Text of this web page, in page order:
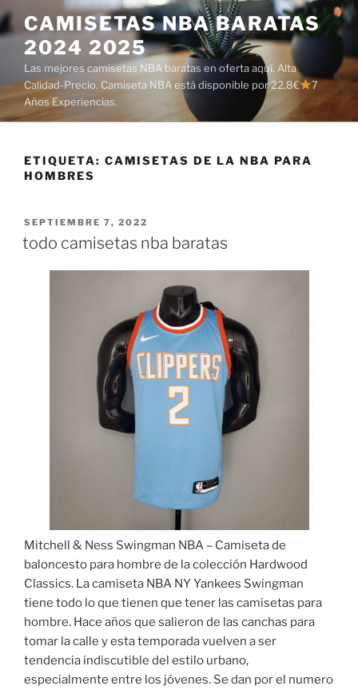
Saltar
al
contenido
CAMISETAS NBA BARATAS
2024 2025
Las mejores camisetas NBA baratas en oferta aquí. Alta
Calidad-Precio. Camiseta NBA está disponible por 22,8€
7
Años Experiencias.
ETIQUETA: CAMISETAS DE LA NBA PARA
HOMBRES
PUBLICADO
EL
SEPTIEMBRE 7, 2022
todo camisetas nba baratas
Mitchell & Ness Swingman NBA – Camiseta de
baloncesto para hombre de la colección Hardwood
Classics. La camiseta NBA NY Yankees Swingman
tiene todo lo que tienen que tener las camisetas para
hombre. Hace años que salieron de las canchas para
tomar la calle y esta temporada vuelven a ser
tendencia indiscutible del estilo urbano,
especialmente entre los jóvenes. Se dan por el numero